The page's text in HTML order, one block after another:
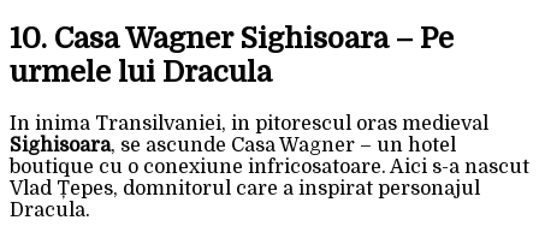
10. Casa Wagner Sighisoara – Pe
urmele lui Dracula
In inima Transilvaniei, in pitorescul oras medieval
Sighisoara, se ascunde Casa Wagner – un hotel
boutique cu o conexiune infricosatoare. Aici s-a nascut
Vlad Țepes, domnitorul care a inspirat personajul
Dracula.